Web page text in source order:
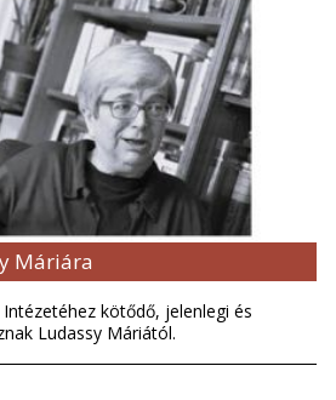
Máriára
kötődő, jelenlegi és
Ludassy Máriától.